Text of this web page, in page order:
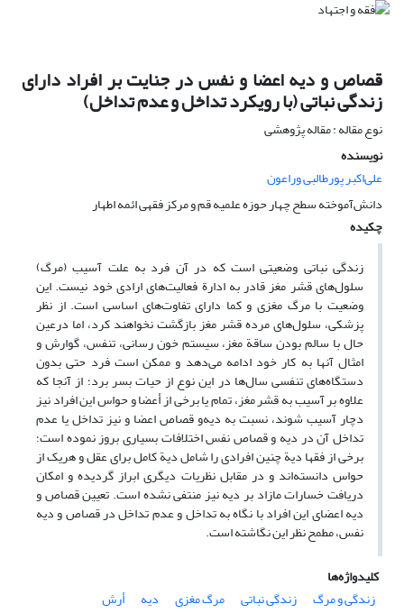
قصاص و دیه اعضا و نفس در جنایت بر افراد دارای
زندگی نباتی (با رویکرد تداخل و عدم تداخل)
نوع مقاله : مقاله پژوهشی
نویسنده
علی‌اکبر پورطالبی وراعون
دانش‌آموخته سطح چهار حوزه علمیه قم و مرکز فقهی ائمه اطهار
چکیده
زندگی نباتی وضعیتی است که در آن فرد به علت آسیب (مرگ)
سلول‌های قشر مغز قادر به ادارة فعالیت‌های ارادی خود نیست. این
وضعیت با مرگ مغزی و کما دارای تفاوت‌های اساسی است. از نظر
پزشکی، سلول‌های مرده قشر مغز بازگشت نخواهند کرد، اما درعین
حال با سالم بودن ساقة مغز، سیستم خون رسانی، تنفس، گوارش و
امثال آنها به کار خود ادامه می‌دهد و ممکن است فرد حتی بدون
دستگاه‌های تنفسی سال‌ها در این نوع از حیات بسر برد؛ از آنجا که
علاوه بر آسیب به قشر مغز، تمام یا برخی از أعضا و حواس این افراد نیز
دچار آسیب شوند، نسبت به دیه‌‌و قصاص اعضا و نیز تداخل یا عدم
تداخل آن در دیه و قصاص نفس اختلافات بسیاری بروز نموده است؛
برخی از فقها دیة چنین افرادی را شامل دیة کامل برای عقل و هریک از
حواس دانسته‌اند و در مقابل نظریات دیگری ابراز گردیده و امکان
دریافت خسارات مازاد بر دیه نیز منتفی نشده است. تعیین قصاص و
دیه اعضای این افراد با نگاه به تداخل و عدم تداخل در قصاص و دیه
نفس، مطمح نظر این نگاشته است.
کلیدواژه‌ها
زندگی و مرگ
زندگی نباتی مرگ مغزی دیه أرش